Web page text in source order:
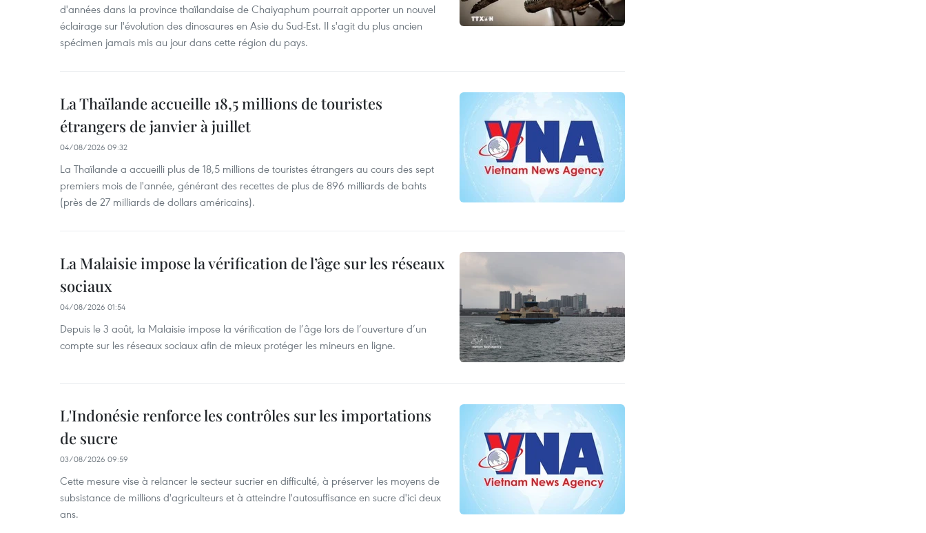
d'années dans la province thaïlandaise de Chaiyaphum pourrait apporter un nouvel
éclairage sur l'évolution des dinosaures en Asie du Sud-Est. Il s'agit du plus ancien
spécimen jamais mis au jour dans cette région du pays.
La Thaïlande accueille 18,5 millions de touristes
étrangers de janvier à juillet
04/08/2026 09:32
La Thaïlande a accueilli plus de 18,5 millions de touristes étrangers au cours des sept
premiers mois de l'année, générant des recettes de plus de 896 milliards de bahts
(près de 27 milliards de dollars américains).
La Malaisie impose la vérification de l’âge sur les réseaux
sociaux
04/08/2026 01:54
Depuis le 3 août, la Malaisie impose la vérification de l’âge lors de l’ouverture d’un
compte sur les réseaux sociaux afin de mieux protéger les mineurs en ligne.
L'Indonésie renforce les contrôles sur les importations
de sucre
03/08/2026 09:59
Cette mesure vise à relancer le secteur sucrier en difficulté, à préserver les moyens de
subsistance de millions d'agriculteurs et à atteindre l'autosuffisance en sucre d'ici deux
ans.